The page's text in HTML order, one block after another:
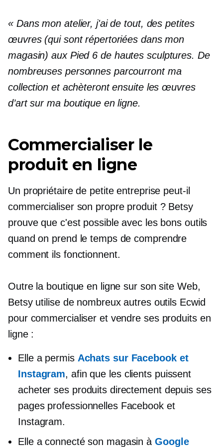
« Dans mon atelier, j'ai de tout, des petites
œuvres (qui sont répertoriées dans mon
magasin) aux Pied 6 de hautes sculptures. De
nombreuses personnes parcourront ma
collection et achèteront ensuite les œuvres
d’art sur ma boutique en ligne.
Commercialiser le
produit en ligne
Un propriétaire de petite entreprise peut-il
commercialiser son propre produit ? Betsy
prouve que c'est possible avec les bons outils
quand on prend le temps de comprendre
comment ils fonctionnent.
Outre la boutique en ligne sur son site Web,
Betsy utilise de nombreux autres outils Ecwid
pour commercialiser et vendre ses produits en
ligne :
Elle a permis Achats sur Facebook et
Instagram, afin que les clients puissent
acheter ses produits directement depuis ses
pages professionnelles Facebook et
Instagram.
Elle a connecté son magasin à Google